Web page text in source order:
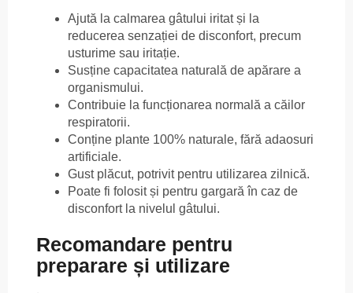
Ajută la calmarea gâtului iritat și la
reducerea senzației de disconfort, precum
usturime sau iritație.
Susține capacitatea naturală de apărare a
organismului.
Contribuie la funcționarea normală a căilor
respiratorii.
Conține plante 100% naturale, fără adaosuri
artificiale.
Gust plăcut, potrivit pentru utilizarea zilnică.
Poate fi folosit și pentru gargară în caz de
disconfort la nivelul gâtului.
Recomandare pentru
preparare și utilizare